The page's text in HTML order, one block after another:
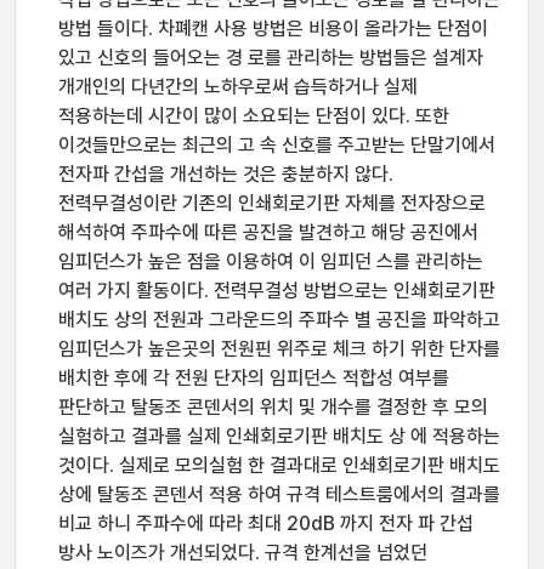
방법 들이다. 차폐캔 사용 방법은 비용이 올라가는 단점이
있고 신호의 들어오는 경 로를 관리하는 방법들은 설계자
개개인의 다년간의 노하우로써 습득하거나 실제
적용하는데 시간이 많이 소요되는 단점이 있다. 또한
이것들만으로는 최근의 고 속 신호를 주고받는 단말기에서
전자파 간섭을 개선하는 것은 충분하지 않다.
전력무결성이란 기존의 인쇄회로기판 자체를 전자장으로
해석하여 주파수에 따른 공진을 발견하고 해당 공진에서
임피던스가 높은 점을 이용하여 이 임피던 스를 관리하는
여러 가지 활동이다. 전력무결성 방법으로는 인쇄회로기판
배치도 상의 전원과 그라운드의 주파수 별 공진을 파악하고
임피던스가 높은곳의 전원핀 위주로 체크 하기 위한 단자를
배치한 후에 각 전원 단자의 임피던스 적합성 여부를
판단하고 탈동조 콘덴서의 위치 및 개수를 결정한 후 모의
실험하고 결과를 실제 인쇄회로기판 배치도 상 에 적용하는
것이다. 실제로 모의실험 한 결과대로 인쇄회로기판 배치도
상에 탈동조 콘덴서 적용 하여 규격 테스트룸에서의 결과를
비교 하니 주파수에 따라 최대 20dB 까지 전자 파 간섭
방사 노이즈가 개선되었다. 규격 한계선을 넘었던